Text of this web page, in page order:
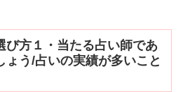
び方１・当たる占い師であ
ょう/占いの実績が多いこと